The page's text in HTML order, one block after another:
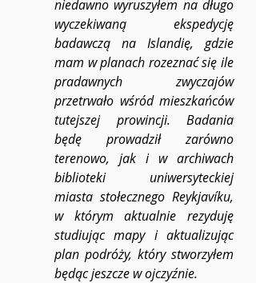
niedawno wyruszyłem na długo
wyczekiwaną ekspedycję
badawczą na Islandię, gdzie
mam w planach rozeznać się ile
pradawnych zwyczajów
przetrwało wśród mieszkańców
tutejszej prowincji. Badania
będę prowadził zarówno
terenowo, jak i w archiwach
biblioteki uniwersyteckiej
miasta stołecznego Reykjavíku,
w którym aktualnie rezyduję
studiując mapy i aktualizując
plan podróży, który stworzyłem
będąc jeszcze w ojczyźnie.